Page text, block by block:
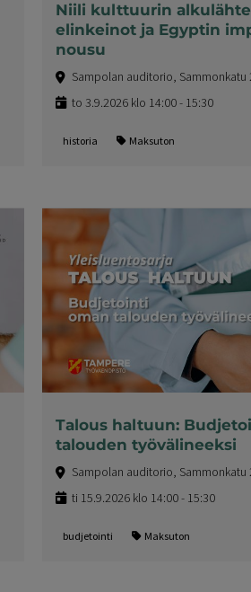
Niili kulttuurin
elinkeinot ja Egyptin
nousu
Sampolan auditorio, Sammonkatu
to 3.9.2026 klo 14:00 - 15:30
historia Maksuton
Talous haltuun:
talouden työvälineeksi
Sampolan auditorio, Sammonkatu
ti 15.9.2026 klo 14:00 - 15:30
budjetointi Maksuton